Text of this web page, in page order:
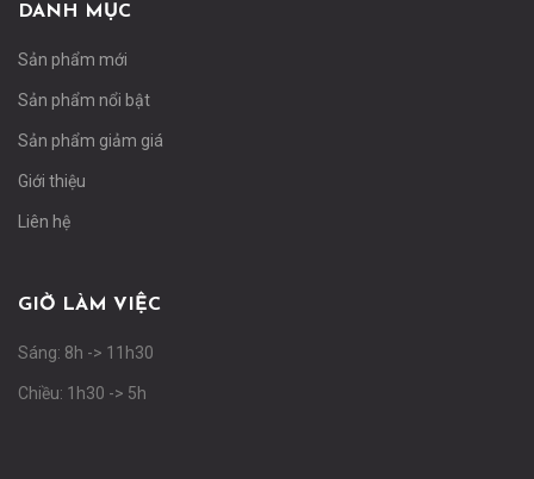
DANH MỤC
Sản phẩm mới
Sản phẩm nổi bật
Sản phẩm giảm giá
Giới thiệu
Liên hệ
GIỜ LÀM VIỆC
Sáng: 8h -> 11h30
Chiều: 1h30 -> 5h